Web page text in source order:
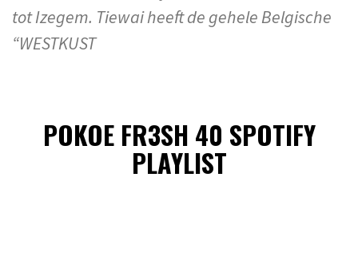
tot Izegem. Tiewai heeft de gehele Belgische
“WESTKUST
POKOE FR3SH 40 SPOTIFY
PLAYLIST